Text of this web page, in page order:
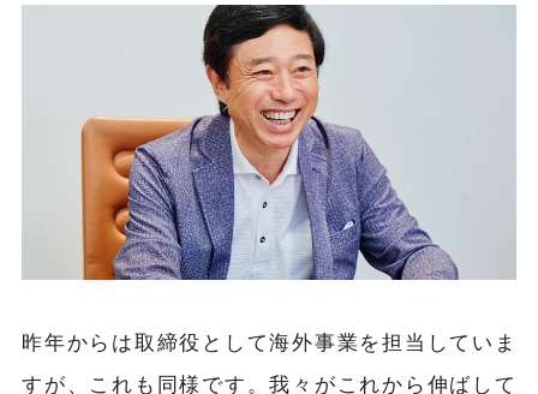
昨年からは取締役として海外事業を担当していま
すが、これも同様です。我々がこれから伸ばして